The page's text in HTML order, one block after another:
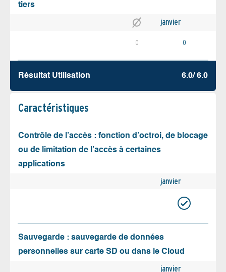
tiers
janvier
0 0
Résultat Utilisation 6.0/ 6.0
Caractéristiques
Contrôle de l’accès : fonction d’octroi, de blocage
ou de limitation de l’accès à certaines
applications
janvier
Sauvegarde : sauvegarde de données
personnelles sur carte SD ou dans le Cloud
janvier